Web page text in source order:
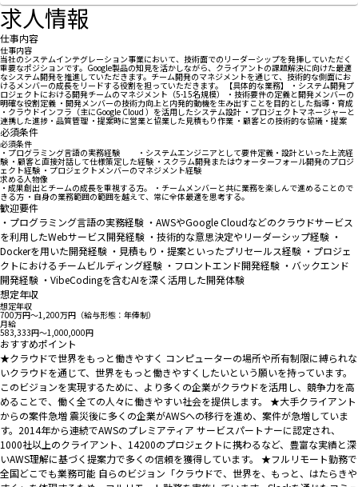
求人情報
仕事内容
仕事内容
当社のシステムインテグレーション事業において、技術面でのリーダーシップを発揮していただく
重要なポジションです。Google製品の知見を活かしながら、クライアントの課題解決に向けた最適
なシステム開発を推進していただきます。チーム開発のマネジメントを通じて、技術的な側面にお
けるメンバーの成長をリードする役割を担っていただきます。 【具体的な業務】 ・システム開発プ
ロジェクトにおける開発チームのマネジメント（5-15名規模） ・技術要件の定義と開発メンバーの
明確な役割定義 ・開発メンバーの技術力向上と内発的動機を生み出すことを目的とした指導・育成
・クラウドインフラ（主にGoogle Cloud ）を活用したシステム設計 ・プロジェクトマネージャーと
連携した進捗・品質管理 ・提案時に営業と協業した見積もり作業 ・顧客との技術的な協議・提案
必須条件
必須条件
・プログラミング言語の実務経験 ・システムエンジニアとして要件定義・設計といった上流経
験 ・顧客と直接対話して仕様策定した経験 ・スクラム開発またはウォーターフォール開発のプロジ
ェクト経験 ・プロジェクトメンバーのマネジメント経験
求める人物像
・成果創出とチームの成長を重視する方。 ・チームメンバーと共に業務を楽しんで進めることので
きる方 ・⾃⾝の業務範囲の範囲を越えて、常に全体最適を思考する。
歓迎要件
・プログラミング言語の実務経験 ・AWSやGoogle Cloudなどのクラウドサービス
を利用したWebサービス開発経験 ・技術的な意思決定やリーダーシップ経験 ・
Dockerを用いた開発経験 ・見積もり・提案といったプリセールス経験 ・プロジェ
クトにおけるチームビルディング経験 ・フロントエンド開発経験 ・バックエンド
開発経験 ・VibeCodingを含むAIを深く活用した開発体験
想定年収
想定年収
700万円〜1,200万円（給与形態：年俸制）
月給
583,333円〜1,000,000円
おすすめポイント
★クラウドで世界をもっと働きやすく コンピューターの場所や所有制限に縛られな
いクラウドを通じて、世界をもっと働きやすくしたいという願いを持っています。
このビジョンを実現するために、より多くの企業がクラウドを活用し、競争力を高
めることで、働く全ての人々に働きやすい社会を提供します。 ★大手クライアント
からの案件急増 震災後に多くの企業がAWSへの移行を進め、案件が急増していま
す。2014年から連続でAWSのプレミアティア サービスパートナーに認定され、
1000社以上のクライアント、14200のプロジェクトに携わるなど、豊富な実績と深
いAWS理解に基づく提案力で多くの信頼を獲得しています。 ★フルリモート勤務で
全国どこでも業務可能 自らのビジョン「クラウドで、世界を、もっと、はたらきや